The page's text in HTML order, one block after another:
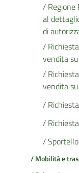
/ Regione
al
di
/
vendita
/
vendita
/
/
/
/ Mobilità e